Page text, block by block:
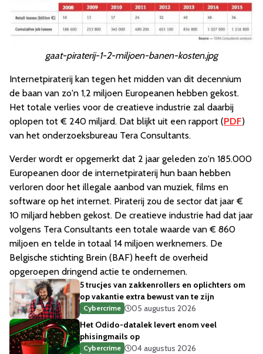
gaat-piraterij-1-2-miljoen-banen-kosten.jpg
Internetpiraterij kan tegen het midden van dit decennium
de baan van zo'n 1,2 miljoen Europeanen hebben gekost.
Het totale verlies voor de creatieve industrie zal daarbij
oplopen tot € 240 miljard. Dat blijkt uit een rapport (PDF)
van het onderzoeksbureau Tera Consultants.
Verder wordt er opgemerkt dat 2 jaar geleden zo'n 185.000
Europeanen door de internetpiraterij hun baan hebben
verloren door het illegale aanbod van muziek, films en
software op het internet. Piraterij zou de sector dat jaar €
10 miljard hebben gekost. De creatieve industrie had dat jaar
volgens Tera Consultants een totale waarde van € 860
miljoen en telde in totaal 14 miljoen werknemers. De
Belgische stichting Brein (BAF) heeft de overheid
opgeroepen dringend actie te ondernemen.
5 trucjes van zakkenrollers en oplichters om
op vakantie extra bewust van te zijn
Cybercrime
05 augustus 2026
Het Odido-datalek levert enom veel
phisingmails op
Cybercrime
04 augustus 2026